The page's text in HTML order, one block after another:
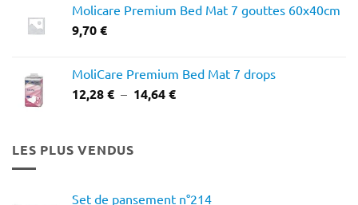
12,03 €
Molicare Premium Bed Mat 7 gouttes 60x40cm
9,70€
MoliCare Premium Bed Mat 7 drops
12,28€ – 14,64€Plage
LES PLUS VENDUS
Set de pansement n°214